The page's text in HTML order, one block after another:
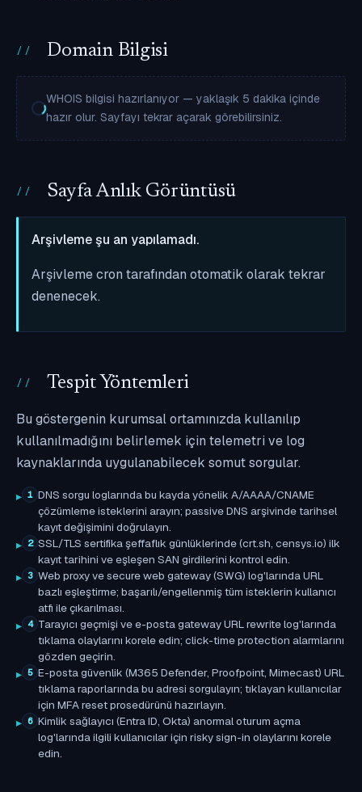
Domain Bilgisi
WHOIS bilgisi hazırlanıyor — yaklaşık 5 dakika içinde
hazır olur. Sayfayı tekrar açarak görebilirsiniz.
Sayfa Anlık Görüntüsü
Arşivleme şu an yapılamadı.
Arşivleme cron tarafından otomatik olarak tekrar
denenecek.
Tespit Yöntemleri
Bu göstergenin kurumsal ortamınızda kullanılıp
kullanılmadığını belirlemek için telemetri ve log
kaynaklarında uygulanabilecek somut sorgular.
1 DNS sorgu loglarında bu kayda yönelik A/AAAA/CNAME
çözümleme isteklerini arayın; passive DNS arşivinde tarihsel
kayıt değişimini doğrulayın.
2 SSL/TLS sertifika şeffaflık günlüklerinde (crt.sh, censys.io) ilk
kayıt tarihini ve eşleşen SAN girdilerini kontrol edin.
3 Web proxy ve secure web gateway (SWG) log'larında URL
bazlı eşleştirme; başarılı/engellenmiş tüm isteklerin kullanıcı
atfı ile çıkarılması.
4 Tarayıcı geçmişi ve e-posta gateway URL rewrite log'larında
tıklama olaylarını korele edin; click-time protection alarmlarını
gözden geçirin.
5 E-posta güvenlik (M365 Defender, Proofpoint, Mimecast) URL
tıklama raporlarında bu adresi sorgulayın; tıklayan kullanıcılar
için MFA reset prosedürünü hazırlayın.
6 Kimlik sağlayıcı (Entra ID, Okta) anormal oturum açma
log'larında ilgili kullanıcılar için risky sign-in olaylarını korele
edin.